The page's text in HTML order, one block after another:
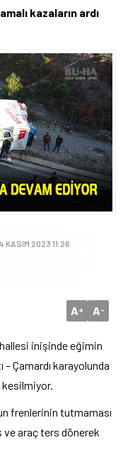
kazaların ardı
KASIM 2023 11:26
A+ A-
inişinde eğimin
Çamardı karayolunda
kesilmiyor.
frenlerinin tutmaması
ve araç ters dönerek